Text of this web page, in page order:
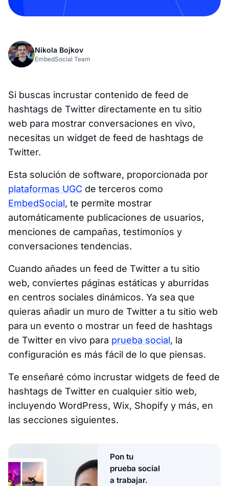
Nikola Bojkov
EmbedSocial Team
Si buscas incrustar contenido de feed de
hashtags de Twitter directamente en tu sitio
web para mostrar conversaciones en vivo,
necesitas un widget de feed de hashtags de
Twitter.
Esta solución de software, proporcionada por
plataformas UGC de terceros como
EmbedSocial, te permite mostrar
automáticamente publicaciones de usuarios,
menciones de campañas, testimonios y
conversaciones tendencias.
Cuando añades un feed de Twitter a tu sitio
web, conviertes páginas estáticas y aburridas
en centros sociales dinámicos. Ya sea que
quieras añadir un muro de Twitter a tu sitio web
para un evento o mostrar un feed de hashtags
de Twitter en vivo para prueba social, la
configuración es más fácil de lo que piensas.
Te enseñaré cómo incrustar widgets de feed de
hashtags de Twitter en cualquier sitio web,
incluyendo WordPress, Wix, Shopify y más, en
las secciones siguientes.
Pon tu
prueba social
a trabajar.